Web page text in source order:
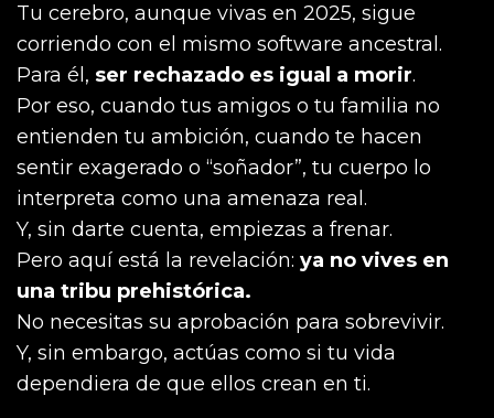
Tu cerebro, aunque vivas en 2025, sigue
corriendo con el mismo software ancestral.
Para él, ser rechazado es igual a morir.
Por eso, cuando tus amigos o tu familia no
entienden tu ambición, cuando te hacen
sentir exagerado o “soñador”, tu cuerpo lo
interpreta como una amenaza real.
Y, sin darte cuenta, empiezas a frenar.
Pero aquí está la revelación: ya no vives en
una tribu prehistórica.
No necesitas su aprobación para sobrevivir.
Y, sin embargo, actúas como si tu vida
dependiera de que ellos crean en ti.